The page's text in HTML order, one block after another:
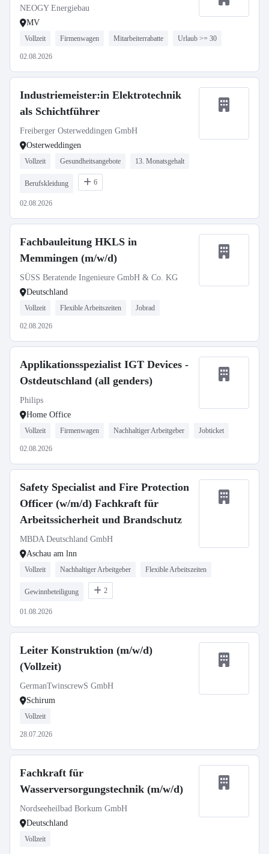
NEOGY Energiebau
MV
Vollzeit Firmenwagen Mitarbeiterrabatte Urlaub >= 30
02.08.2026
Industriemeister:in Elektrotechnik
als Schichtführer
Freiberger Osterweddingen GmbH
Osterweddingen
Vollzeit Gesundheitsangebote 13. Monatsgehalt
Berufskleidung 6
02.08.2026
Fachbauleitung HKLS in
Memmingen (m/w/d)
SÜSS Beratende Ingenieure GmbH & Co. KG
Deutschland
Vollzeit Flexible Arbeitszeiten Jobrad
02.08.2026
Applikationsspezialist IGT Devices -
Ostdeutschland (all genders)
Philips
Home Office
Vollzeit Firmenwagen Nachhaltiger Arbeitgeber Jobticket
02.08.2026
Safety Specialist and Fire Protection
Officer (w/m/d) Fachkraft für
Arbeitssicherheit und Brandschutz
MBDA Deutschland GmbH
Aschau am lnn
Vollzeit Nachhaltiger Arbeitgeber Flexible Arbeitszeiten
Gewinnbeteiligung 2
01.08.2026
Leiter Konstruktion (m/w/d)
(Vollzeit)
GermanTwinscrewS GmbH
Schirum
Vollzeit
28.07.2026
Fachkraft für
Wasserversorgungstechnik (m/w/d)
Nordseeheilbad Borkum GmbH
Deutschland
Vollzeit